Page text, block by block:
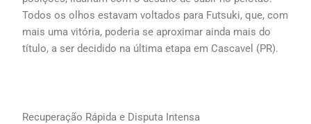
Todos os olhos estavam voltados para Futsuki, que, com
mais uma vitória, poderia se aproximar ainda mais do
título, a ser decidido na última etapa em Cascavel (PR).
Recuperação Rápida e Disputa Intensa